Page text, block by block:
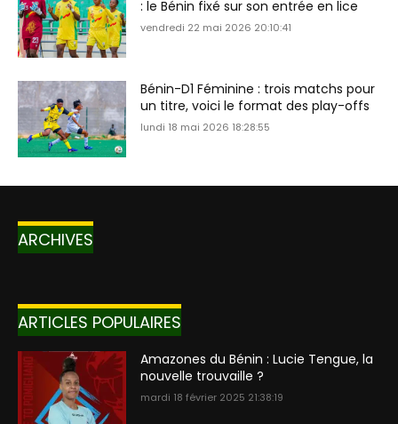
: le Bénin fixé sur son entrée en lice
vendredi 22 mai 2026 20:10:41
Bénin-D1 Féminine : trois matchs pour
un titre, voici le format des play-offs
lundi 18 mai 2026 18:28:55
ARCHIVES
ARTICLES POPULAIRES
Amazones du Bénin : Lucie Tengue, la
nouvelle trouvaille ?
mardi 18 février 2025 21:38:19